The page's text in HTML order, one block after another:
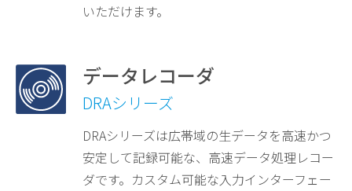
いただけます。
データレコーダ
DRAシリーズ
DRAシリーズは広帯域の生データを高速かつ
安定して記録可能な、高速データ処理レコー
ダです。カスタム可能な入力インターフェー